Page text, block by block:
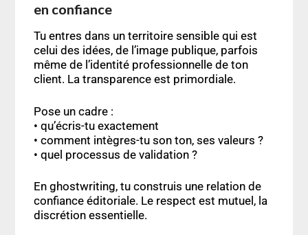
en confiance
Tu entres dans un territoire sensible qui est
celui des idées, de l’image publique, parfois
même de l’identité professionnelle de ton
client. La transparence est primordiale.
Pose un cadre :
• qu’écris-tu exactement
• comment intègres-tu son ton, ses valeurs ?
• quel processus de validation ?
En ghostwriting, tu construis une relation de
confiance éditoriale. Le respect est mutuel, la
discrétion essentielle.